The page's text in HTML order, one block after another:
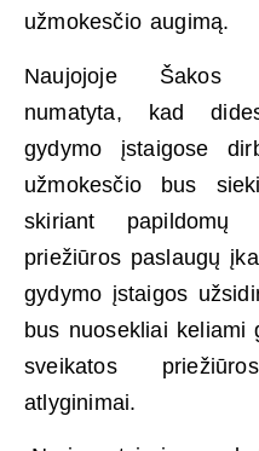
užmokesčio augimą.
Naujojoje Šakos
numatyta, kad
gydymo įstaigose
užmokesčio bus
skiriant
priežiūros paslaugų
gydymo įstaigos
bus nuosekliai keliami
sveikatos
atlyginimai.